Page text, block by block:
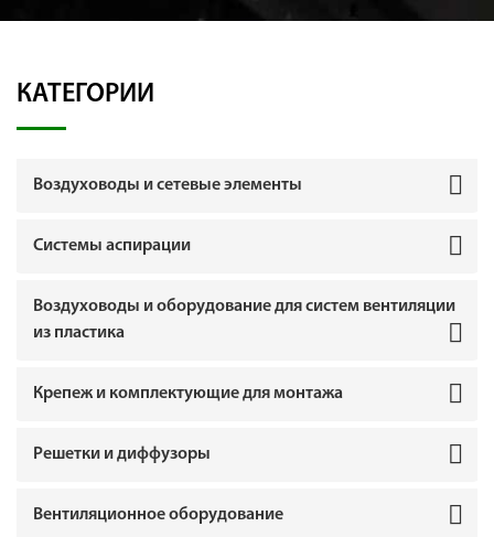
КАТЕГОРИИ
Воздуховоды и сетевые элементы
Системы аспирации
Воздуховоды и оборудование для систем вентиляции
из пластика
Крепеж и комплектующие для монтажа
Решетки и диффузоры
Вентиляционное оборудование